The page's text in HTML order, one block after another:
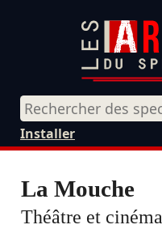
Installer
La Mouche
Théâtre et cinéma